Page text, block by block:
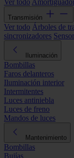
Transmisión
Ver todo Árboles de
sincronizadores
Iluminación
Bombillas
Faros delanteros
Iluminación interior
Intermitentes
Luces antiniebla
Luces de freno
Mandos de luces
Mantenimiento
Bombillas
Bujías